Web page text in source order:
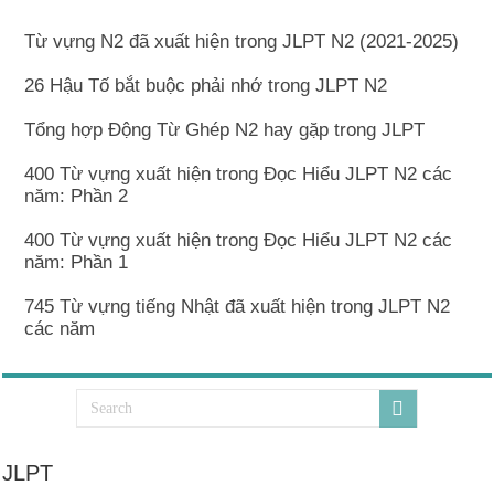
Từ vựng N2 đã xuất hiện trong JLPT N2 (2021-2025)
26 Hậu Tố bắt buộc phải nhớ trong JLPT N2
Tổng hợp Động Từ Ghép N2 hay gặp trong JLPT
400 Từ vựng xuất hiện trong Đọc Hiểu JLPT N2 các
năm: Phần 2
400 Từ vựng xuất hiện trong Đọc Hiểu JLPT N2 các
năm: Phần 1
745 Từ vựng tiếng Nhật đã xuất hiện trong JLPT N2
các năm
JLPT